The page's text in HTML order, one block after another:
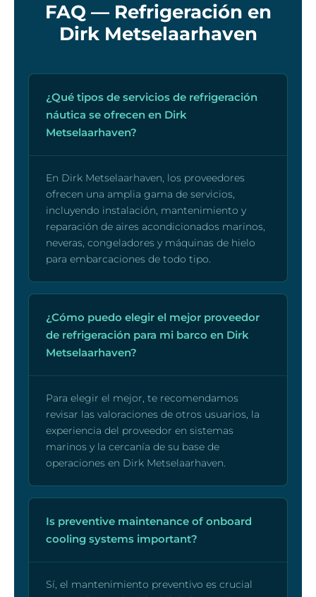
FAQ — Refrigeración en
Dirk Metselaarhaven
¿Qué tipos de servicios de refrigeración
náutica se ofrecen en Dirk
Metselaarhaven?
En Dirk Metselaarhaven, los proveedores
ofrecen una amplia gama de servicios,
incluyendo instalación, mantenimiento y
reparación de aires acondicionados marinos,
neveras, congeladores y máquinas de hielo
para embarcaciones de todo tipo.
¿Cómo puedo elegir el mejor proveedor
de refrigeración para mi barco en Dirk
Metselaarhaven?
Para elegir el mejor, te recomendamos
revisar las valoraciones de otros usuarios, la
experiencia del proveedor en sistemas
marinos y la cercanía de su base de
operaciones en Dirk Metselaarhaven.
Is preventive maintenance of onboard
cooling systems important?
Sí, el mantenimiento preventivo es crucial